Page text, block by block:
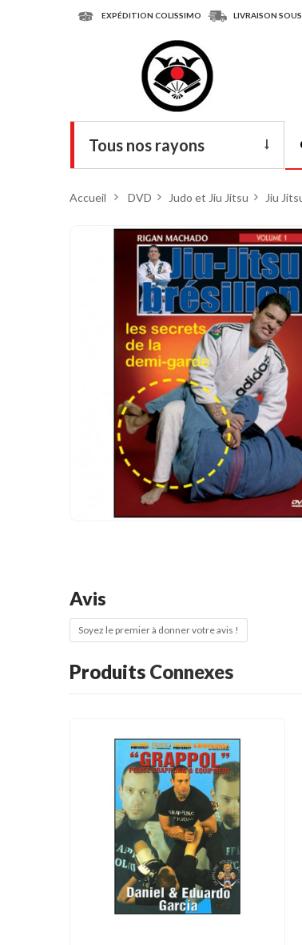
EXPÉDITION COLISSIMO LIVRAISON
Tous nos rayons
Armes
Tenues
Chaussures
Protections
Cible de frappe
Condition physique
Accessoires
Tatamis
Décoration
Voir plus
Accueil > DVD > Judo et Jiu Jitsu > Jiu
Avis
Soyez le premier à donner votre avis !
Produits Connexes